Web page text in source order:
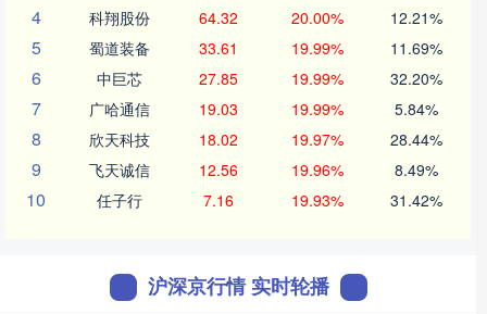
4 科翔股份 64.32 20.00% 12.21%
5 蜀道装备 33.61 19.99% 11.69%
6 中巨芯 27.85 19.99% 32.20%
7 广哈通信 19.03 19.99% 5.84%
8 欣天科技 18.02 19.97% 28.44%
9 飞天诚信 12.56 19.96% 8.49%
10 任子行 7.16 19.93% 31.42%
沪深京行情 实时轮播